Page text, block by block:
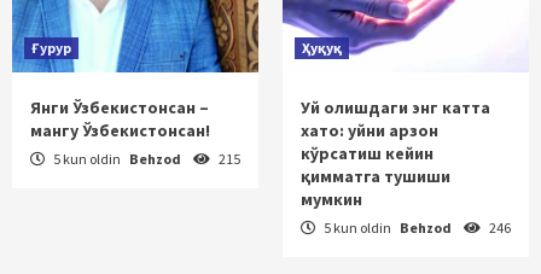
Ғурур
Янги Ўзбекистонсан –
мангу Ўзбекистонсан!
5 kun oldin Behzod 215
Ҳуқуқ
Уй олишдаги энг катта
хато: уйни арзон
кўрсатиш кейин
қимматга тушиши
мумкин
5 kun oldin Behzod 246